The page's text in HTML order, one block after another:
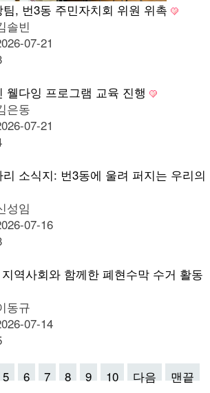
팀, 번3동 주민자치회 위원 위촉
솔빈
07-21
웰다잉 프로그램 교육 진행
은동
07-21
소식지: 번3동에 울려 퍼지는 우리의
성임
07-16
역사회와 함께한 폐현수막 수거 활동
동규
07-14
5 6 7 8 9 10 다음 맨끝